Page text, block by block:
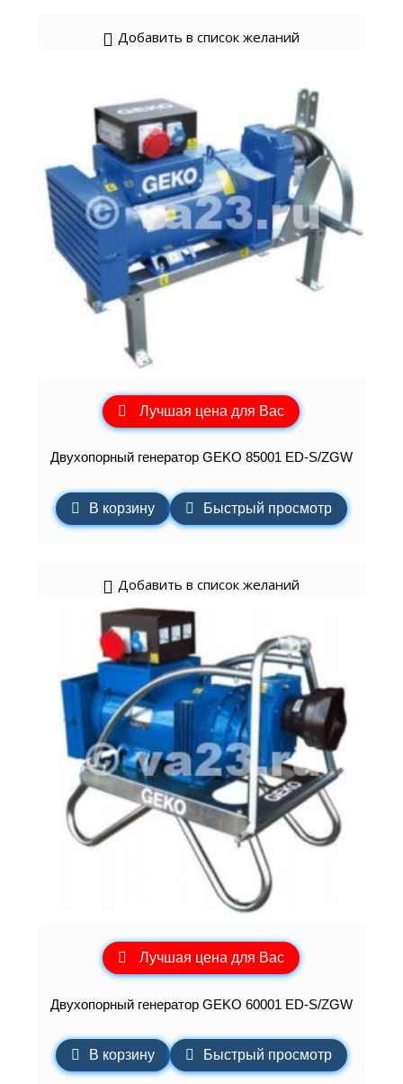
Добавить в список желаний
Лучшая цена для Вас
Двухопорный генератор GEKO 85001 ED-S/ZGW
В корзину Быстрый просмотр
Добавить в список желаний
Лучшая цена для Вас
Двухопорный генератор GEKO 60001 ED-S/ZGW
В корзину Быстрый просмотр